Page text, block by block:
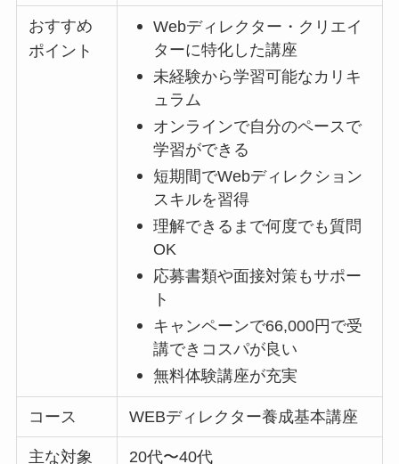
おすすめ
ポイント
Webディレクター・クリエイ
ターに特化した講座
未経験から学習可能なカリキ
ュラム
オンラインで自分のペースで
学習ができる
短期間でWebディレクション
スキルを習得
理解できるまで何度でも質問
OK
応募書類や面接対策もサポー
ト
キャンペーンで66,000円で受
講できコスパが良い
無料体験講座が充実
コース WEBディレクター養成基本講座
主な対象
20代〜40代